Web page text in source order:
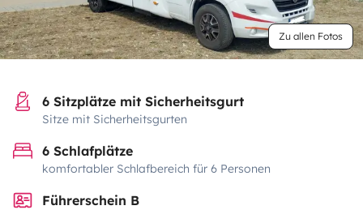
Zu allen Fotos
6 Sitzplätze mit Sicherheitsgurt
Sitze mit Sicherheitsgurten
6 Schlafplätze
komfortabler Schlafbereich für 6 Personen
Führerschein B